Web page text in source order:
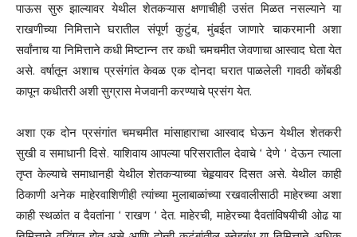
पाऊस सुरु झाल्यावर येथील शेतकऱ्यास क्षणाचीही उसंत मिळत नसल्याने या
राखणीच्या निमित्ताने घरातील संपूर्ण कुटुंब, मुंबईत जाणारे चाकरमानी अशा
सर्वांनाच या निमित्ताने कधी मिष्टान्न तर कधी चमचमीत जेवणाचा आस्वाद घेता येत
असे. वर्षातून अशाच प्रसंगांत केवळ एक दोनदा घरात पाळलेली गावठी कोंबडी
कापून कधीतरी अशी सुग्रास मेजवानी करण्याचे प्रसंग येत.
अशा एक दोन प्रसंगांत चमचमीत मांसाहाराचा आस्वाद घेऊन येथील शेतकरी
सुखी व समाधानी दिसे. याशिवाय आपल्या परिसरातील देवाचे ‘ देणे ‘ देऊन त्याला
तृप्त केल्याचे समाधानही येथील शेतकऱ्याच्या चेहर्‍यावर दिसत असे. येथील काही
ठिकाणी अनेक माहेरवाशिणीही त्यांच्या मुलाबाळांच्या रखवालीसाठी माहेरच्या अशा
काही स्थळांत व दैवतांना ‘ राखण ‘ देत. माहेरची, माहेरच्या दैवतांविषयीची ओढ या